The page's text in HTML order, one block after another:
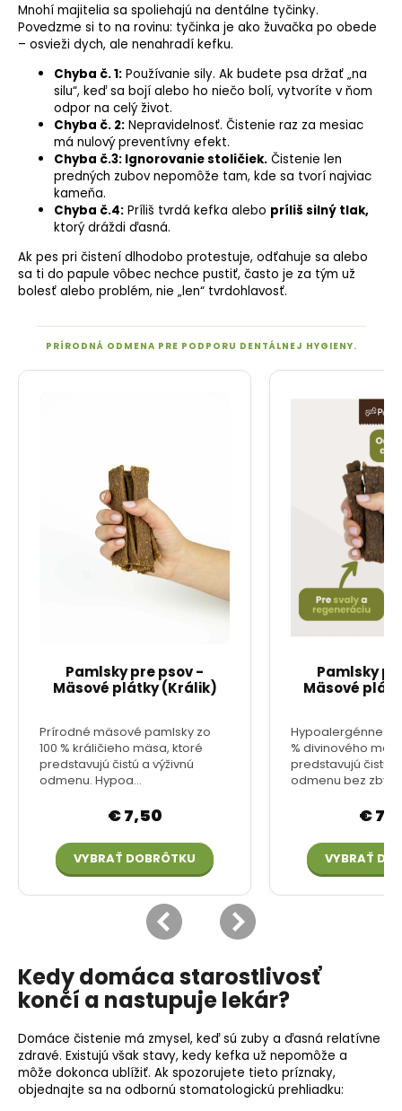
Mnohí majitelia sa spoliehajú na dentálne tyčinky.
Povedzme si to na rovinu: tyčinka je ako žuvačka po obede
– osvieži dych, ale nenahradí kefku.
Chyba č. 1: Používanie sily. Ak budete psa držať „na
silu“, keď sa bojí alebo ho niečo bolí, vytvoríte v ňom
odpor na celý život.
Chyba č. 2: Nepravidelnosť. Čistenie raz za mesiac
má nulový preventívny efekt.
Chyba č.3: Ignorovanie stoličiek. Čistenie len
predných zubov nepomôže tam, kde sa tvorí najviac
kameňa.
Chyba č.4: Príliš tvrdá kefka alebo príliš silný tlak,
ktorý dráždi ďasná.
Ak pes pri čistení dlhodobo protestuje, odťahuje sa alebo
sa ti do papule vôbec nechce pustiť, často je za tým už
bolesť alebo problém, nie „len“ tvrdohlavosť.
Kedy domáca starostlivosť
končí a nastupuje lekár?
Domáce čistenie má zmysel, keď sú zuby a ďasná relatívne
zdravé. Existujú však stavy, kedy kefka už nepomôže a
môže dokonca ublížiť. Ak spozorujete tieto príznaky,
objednajte sa na odbornú stomatologickú prehliadku: